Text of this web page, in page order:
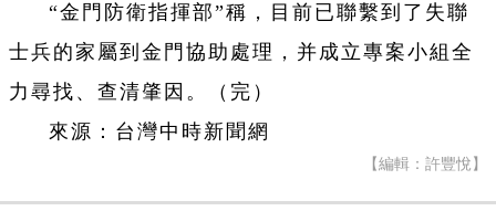
“金門防衛指揮部”稱，目前已聯繫到了失聯
士兵的家屬到金門協助處理，并成立專案小組全
力尋找、查清肇因。（完）
來源：台灣中時新聞網
【編輯：許豐悅】